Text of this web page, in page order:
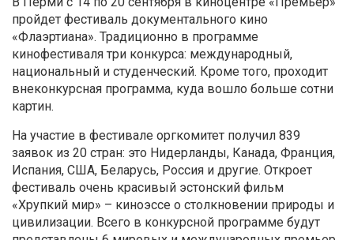
пройдет фестиваль документального кино
«Флаэртиана». Традиционно в программе
кинофестиваля три конкурса: международный,
национальный и студенческий. Кроме того, проходит
внеконкурсная программа, куда вошло больше сотни
картин.
На участие в фестивале оргкомитет получил 839
заявок из 20 стран: это Нидерланды, Канада, Франция,
Испания, США, Беларусь, Россия и другие. Откроет
фестиваль очень красивый эстонский фильм
«Хрупкий мир» – киноэссе о столкновении природы и
цивилизации. Всего в конкурсной программе будут